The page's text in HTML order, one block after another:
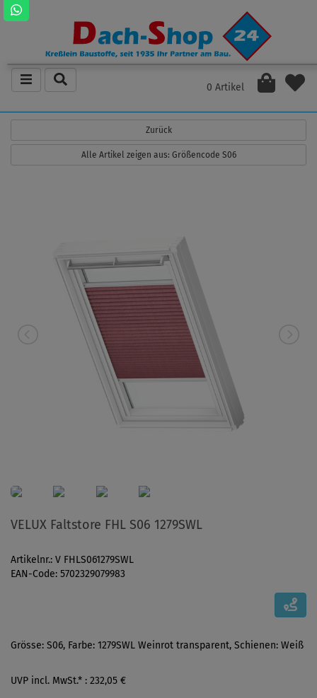
0 Artikel
Zurück
Alle Artikel zeigen aus: Größencode S06
VELUX Faltstore FHL S06 1279SWL
Artikelnr.: V FHLS061279SWL
EAN-Code: 5702329079983
Grösse: S06, Farbe: 1279SWL Weinrot transparent, Schienen: Weiß
UVP incl. MwSt.* : 232,05 €